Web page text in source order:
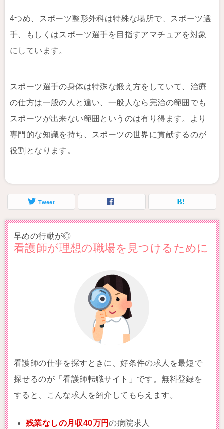
4つめ、スポーツ整形外科は特殊な場所で、スポーツ選
手、もしくはスポーツ選手を目指すアマチュアを対象
にしています。
スポーツ選手の身体は特殊な鍛え方をしていて、治療
の仕方は一般の人と違い、一般人なら完治の範囲でも
スポーツが出来ない範囲というのは有り得ます。より
専門的な知識を持ち、スポーツの世界に貢献するのが
役割となります。
Tweet
早めの行動が◎
看護師が理想の職場を見つけるために
看護師の仕事を探すときに、好条件の求人を最短で
探せるのが「看護師転職サイト」です。無料登録を
すると、こんな求人を紹介してもらえます。
残業なしの月収40万円の病院求人